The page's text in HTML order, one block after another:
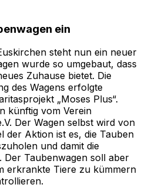
ein
steht nun ein neuer
wurde so umgebaut, dass
Zuhause bietet. Die
des Wagens erfolgte
„Moses Plus“.
künftig vom Verein
Der Wagen selbst wird von
der Aktion ist es, die Tauben
und damit die
Der Taubenwagen soll aber
erkrankte Tiere zu kümmern